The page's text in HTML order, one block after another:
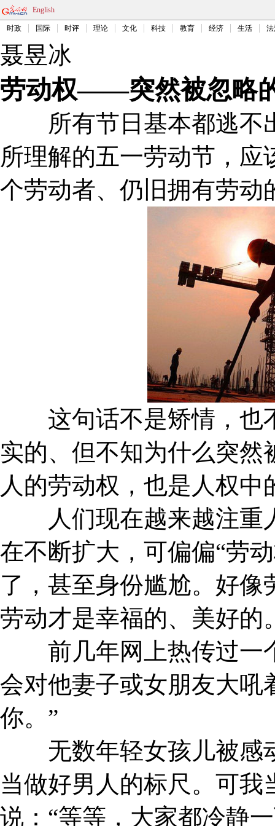
English
时政 国际 时评 理论 文化 科技 教育 经济 生活
聂昱冰
劳动权——突然被忽略
所有节日基本都逃不
所理解的五一劳动节，
个劳动者、仍旧拥有劳动
这句话不是矫情，也
实的、但不知为什么突
人的劳动权，也是人权中
人们现在越来越注重
在不断扩大，可偏偏“劳
了，甚至身份尴尬。好
劳动才是幸福的、美好的
前几年网上热传过一
会对他妻子或女朋友大吼
你。”
无数年轻女孩儿被感
当做好男人的标尺。可
说：“等等，大家都冷静